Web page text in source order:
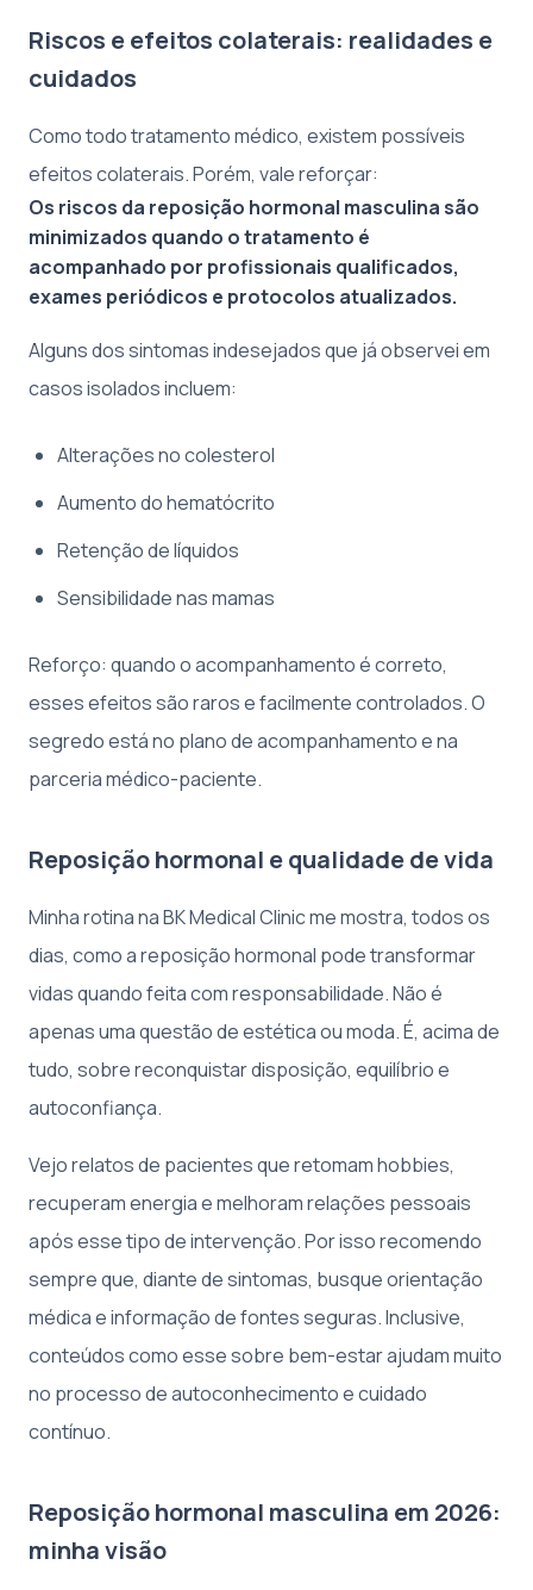
Riscos e efeitos colaterais: realidades e
cuidados
Como todo tratamento médico, existem possíveis
efeitos colaterais. Porém, vale reforçar:
Os riscos da reposição hormonal masculina são
minimizados quando o tratamento é
acompanhado por profissionais qualificados,
exames periódicos e protocolos atualizados.
Alguns dos sintomas indesejados que já observei em
casos isolados incluem:
Alterações no colesterol
Aumento do hematócrito
Retenção de líquidos
Sensibilidade nas mamas
Reforço: quando o acompanhamento é correto,
esses efeitos são raros e facilmente controlados. O
segredo está no plano de acompanhamento e na
parceria médico-paciente.
Reposição hormonal e qualidade de vida
Minha rotina na BK Medical Clinic me mostra, todos os
dias, como a reposição hormonal pode transformar
vidas quando feita com responsabilidade. Não é
apenas uma questão de estética ou moda. É, acima de
tudo, sobre reconquistar disposição, equilíbrio e
autoconfiança.
Vejo relatos de pacientes que retomam hobbies,
recuperam energia e melhoram relações pessoais
após esse tipo de intervenção. Por isso recomendo
sempre que, diante de sintomas, busque orientação
médica e informação de fontes seguras. Inclusive,
conteúdos como esse sobre bem-estar ajudam muito
no processo de autoconhecimento e cuidado
contínuo.
Reposição hormonal masculina em 2026:
minha visão